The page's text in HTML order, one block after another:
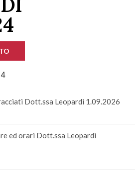
Dott.ssa Leopardi 1.09.2026
ed orari Dott.ssa Leopardi